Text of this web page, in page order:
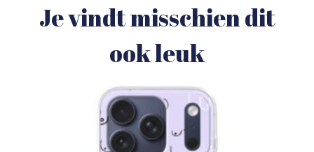
Je vindt misschien dit
ook leuk